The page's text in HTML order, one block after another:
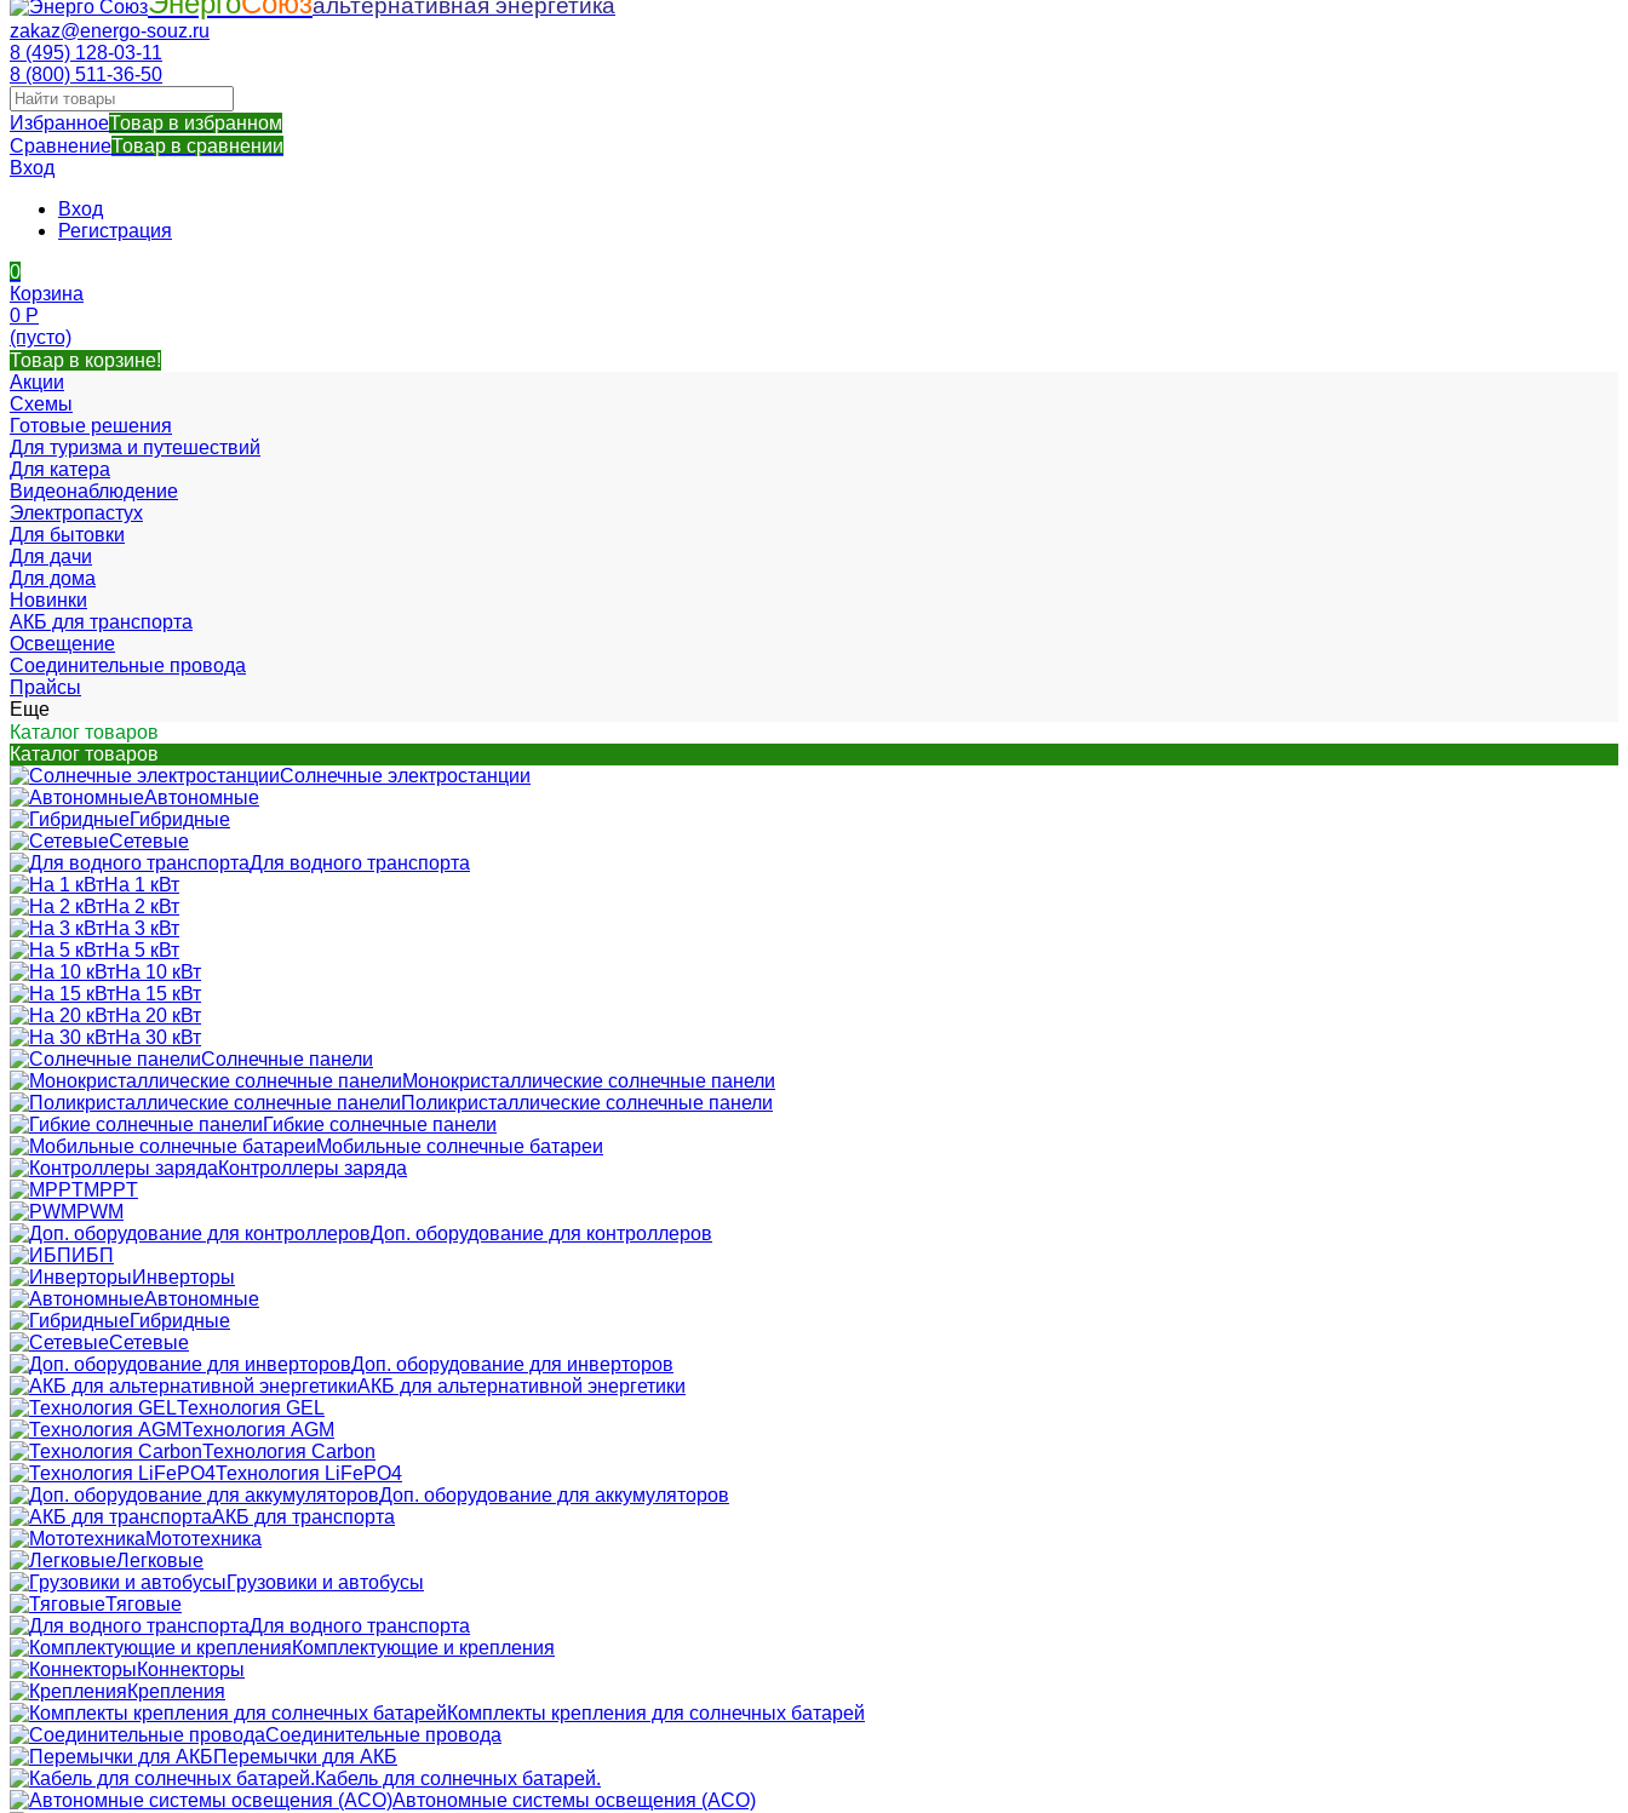
альтернативная энергетика
zakaz@energo-souz.ru
8 (495) 128-03-11
8 (800) 511-36-50
ИзбранноеТовар в избранном
СравнениеТовар в сравнении
Вход
Вход
Регистрация
0
Корзина
0 Р
(пусто)
Товар в корзине!
Акции
Схемы
Готовые решения
Для туризма и путешествий
Для катера
Видеонаблюдение
Электропастух
Для бытовки
Для дачи
Для дома
Новинки
АКБ для транспорта
Освещение
Соединительные провода
Прайсы
Еще
Каталог товаров
Каталог товаров
Солнечные электростанции
Автономные
Гибридные
Сетевые
Для водного транспорта
На 1 кВт
На 2 кВт
На 3 кВт
На 5 кВт
На 10 кВт
На 15 кВт
На 20 кВт
На 30 кВт
Солнечные панели
Монокристаллические солнечные панели
Поликристаллические солнечные панели
Гибкие солнечные панели
Мобильные солнечные батареи
Контроллеры заряда
MPPT
PWM
Доп. оборудование для контроллеров
ИБП
Инверторы
Автономные
Гибридные
Сетевые
Доп. оборудование для инверторов
АКБ для альтернативной энергетики
Технология GEL
Технология AGM
Технология Carbon
Технология LiFePO4
Доп. оборудование для аккумуляторов
АКБ для транспорта
Мототехника
Легковые
Грузовики и автобусы
Тяговые
Для водного транспорта
Комплектующие и крепления
Коннекторы
Крепления
Комплекты крепления для солнечных батарей
Соединительные провода
Перемычки для АКБ
Кабель для солнечных батарей.
Автономные системы освещения (АСО)